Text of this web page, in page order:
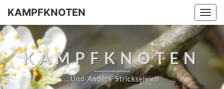
Skip
content
KAMPFKNOTEN
KAMPFKNOTEN
…und Andere Strickseleien